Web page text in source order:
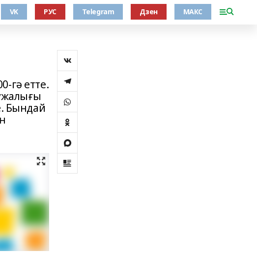
VK РУС Telegram Дзен МАКС
гә етте.
Бындай